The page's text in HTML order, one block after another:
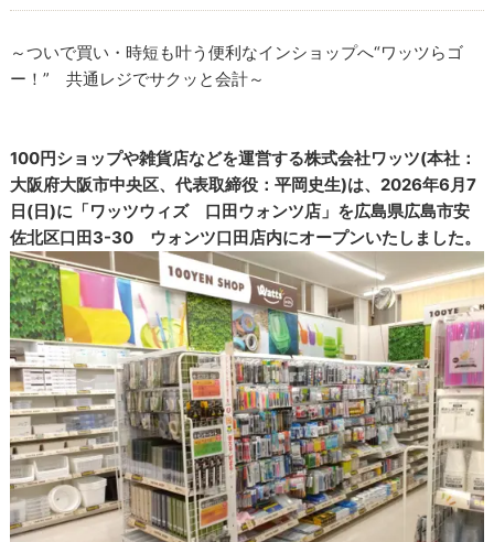
～ついで買い・時短も叶う便利なインショップへ“ワッツらゴ
ー！” 共通レジでサクッと会計～
100円ショップや雑貨店などを運営する株式会社ワッツ(本社：
大阪府大阪市中央区、代表取締役：平岡史生)は、2026年6月7
日(日)に「ワッツウィズ 口田ウォンツ店」を広島県広島市安
佐北区口田3-30 ウォンツ口田店内にオープンいたしました。